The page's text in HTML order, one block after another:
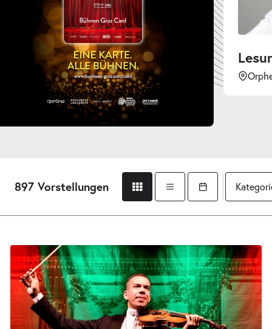
Lesung Farin
Orpheum Graz
897 Vorstellungen GridansichtListenansichtKalender öffnen